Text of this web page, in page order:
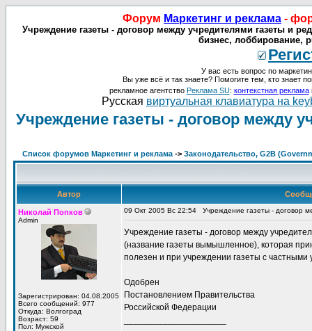
Форум Маркетинг и реклама -
Учреждение газеты - договор между учредителями газеты и
бизнес, лоббирование,
У вас есть вопрос по
Вы уже всё и так знаете? Помогите тем, кто знает
рекламное агентство Реклама SU: контекстная реклама
Русская виртуальная клавиатура на
Учреждение газеты - договор между
Список форумов Маркетинг и реклама -> Законодательство, G2B
Автор
Николай Попков
Admin
Зарегистрирован: 04.08.2005
Всего сообщений: 977
Откуда: Волгоград
Возраст: 59
Пол: Мужской
09 Окт 2005 Вс 22:54 Учреждение газеты - договор
Учреждение газеты - договор между
(название газеты вымышленное), которая
полезен и при учреждении газеты с частными
Одобрен
Постановлением Правительства
Российской Федерации